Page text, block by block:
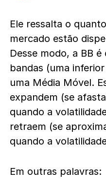
Ele ressalta o
mercado estão
Desse modo, a BB
bandas (uma
uma Média Móvel.
expandem (se
quando a
retraem (se
quando a
Em outras palavras: